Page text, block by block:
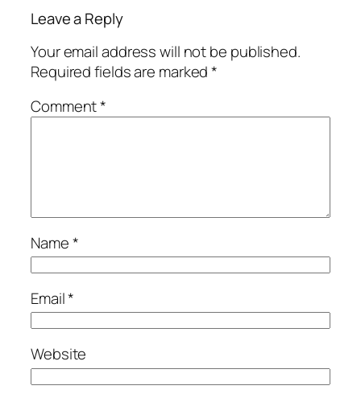
Leave a Reply
Your email address will not be published.
Required fields are marked*
Comment*
Name*
Email*
Website